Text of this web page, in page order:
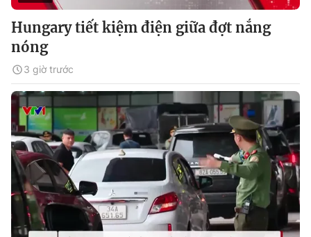
Hungary tiết kiệm điện giữa đợt nắng
nóng
3 giờ trước